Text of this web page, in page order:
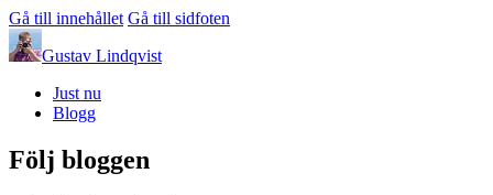
Gå till innehållet Gå till sidfoten
Gustav Lindqvist
Just nu
Blogg
Följ bloggen